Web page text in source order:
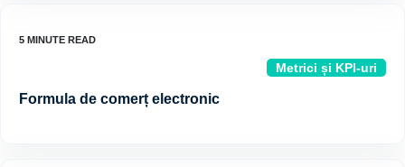
Metrici și KPI-uri
Formula de comerț electronic